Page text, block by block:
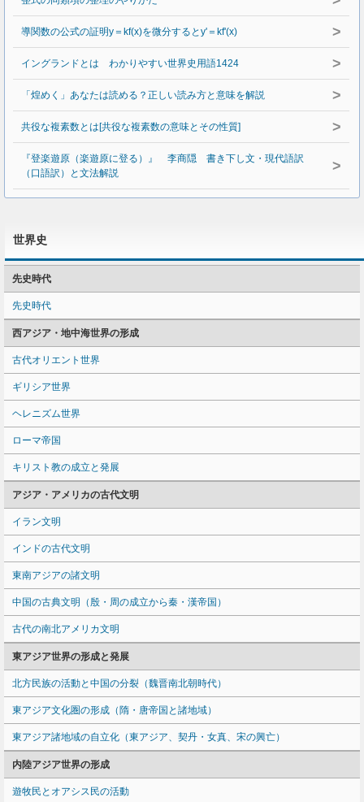
導関数の公式の証明y＝kf(x)を微分するとy'＝kf'(x) >
イングランドとは わかりやすい世界史用語1424 >
「煌めく」あなたは読める？正しい読み方と意味を解説 >
共役な複素数とは[共役な複素数の意味とその性質] >
『登楽遊原（楽遊原に登る）』 李商隠 書き下し文・現代語訳
（口語訳）と文法解説
>
世界史
先史時代
先史時代
西アジア・地中海世界の形成
古代オリエント世界
ギリシア世界
ヘレニズム世界
ローマ帝国
キリスト教の成立と発展
アジア・アメリカの古代文明
イラン文明
インドの古代文明
東南アジアの諸文明
中国の古典文明（殷・周の成立から秦・漢帝国）
古代の南北アメリカ文明
東アジア世界の形成と発展
北方民族の活動と中国の分裂（魏晋南北朝時代）
東アジア文化圏の形成（隋・唐帝国と諸地域）
東アジア諸地域の自立化（東アジア、契丹・女真、宋の興亡）
内陸アジア世界の形成
遊牧民とオアシス民の活動